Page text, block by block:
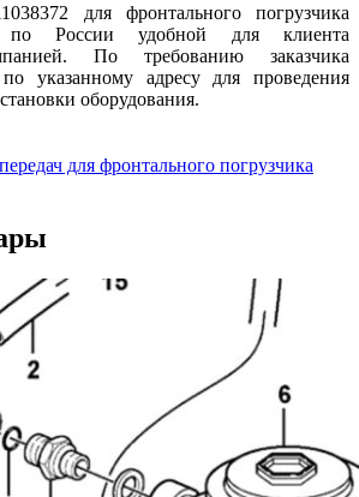
для фронтального погрузчика
по России удобной для клиента
По требованию заказчика
указанному адресу для проведения
оборудования.
для фронтального погрузчика